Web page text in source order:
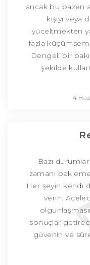
ancak bu bazen
kişiyi veya
yüceltmekten
fazla
Dengeli bir
şekilde
4
Bazı
zamanı
Her şeyin kendi
verin.
sonuçlar
güvenin ve